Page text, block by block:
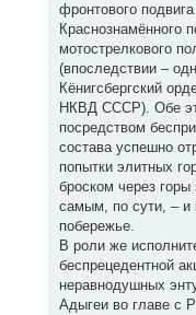
фронтового
Краснознамённого
мотострелкового
(впоследствии –
Кёнигсбергский
НКВД СССР). Обе
посредством
состава успешно
попытки элитных
броском через
самым, по сути, – и
побережье.
В роли же
беспрецедентной
неравнодушных
Адыгеи во главе с